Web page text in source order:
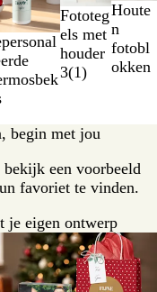
Fototeg
els met
houder
3(1)
Houte
n
fotobl
okken
begin met jou
een voorbeeld
favoriet te vinden.
je eigen ontwerp